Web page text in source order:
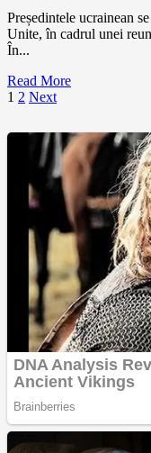
Președintele ucrainean
Unite, în cadrul unei
În...
Read More
Paginație
1 2 Next